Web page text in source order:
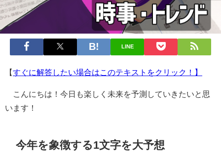
LINE
【すぐに解答したい場合はこのテキストをクリック！】
こんにちは！今日も楽しく未来を予測していきたいと思
います！
今年を象徴する1文字を大予想